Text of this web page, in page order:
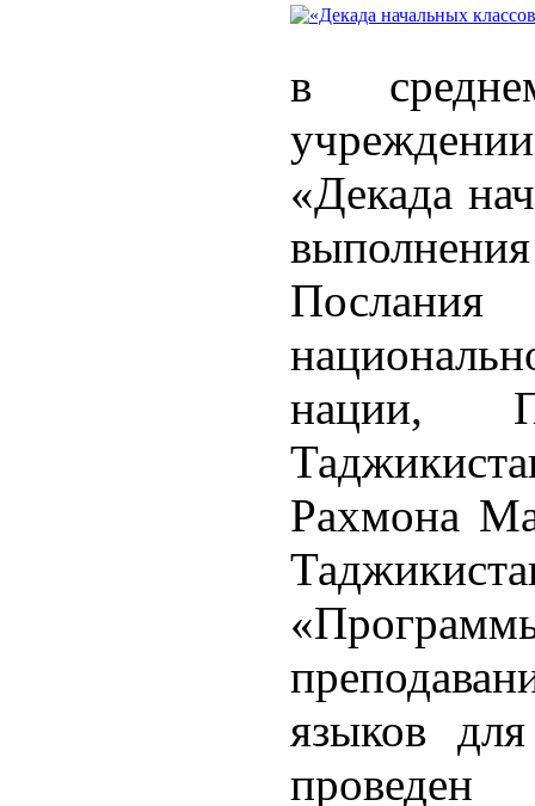
в
«Декада
нации,
Рахмона
языков